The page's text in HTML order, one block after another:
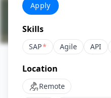
Apply
Skills
SAP* Agile API
Location
Remote